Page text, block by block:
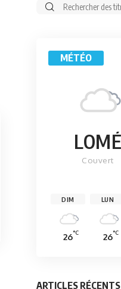
Rechercher:
MÉTÉO
LOMÉ
Couvert
DIM
26°C
LUN
26°C
ARTICLES RÉCENTS